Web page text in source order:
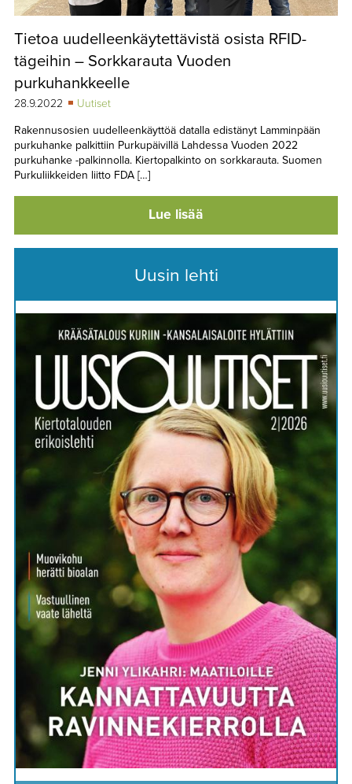
Tietoa uudelleenkäytettävistä osista RFID-
tägeihin – Sorkkarauta Vuoden
purkuhankkeelle
28.9.2022
Uutiset
Rakennusosien uudelleenkäyttöä datalla edistänyt Lamminpään
purkuhanke palkittiin Purkupäivillä Lahdessa Vuoden 2022
purkuhanke -palkinnolla. Kiertopalkinto on sorkkarauta. Suomen
Purkuliikkeiden liitto FDA […]
Lue lisää
Uusin lehti